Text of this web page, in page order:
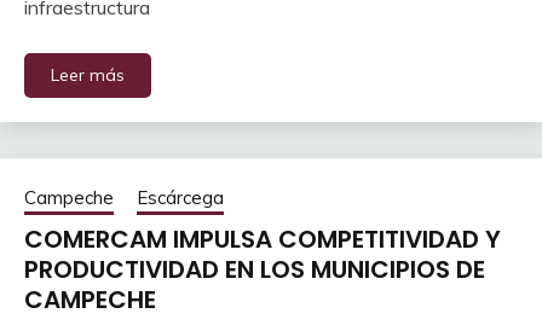
infraestructura
Leer más
Campeche Escárcega
COMERCAM IMPULSA COMPETITIVIDAD Y
PRODUCTIVIDAD EN LOS MUNICIPIOS DE
CAMPECHE